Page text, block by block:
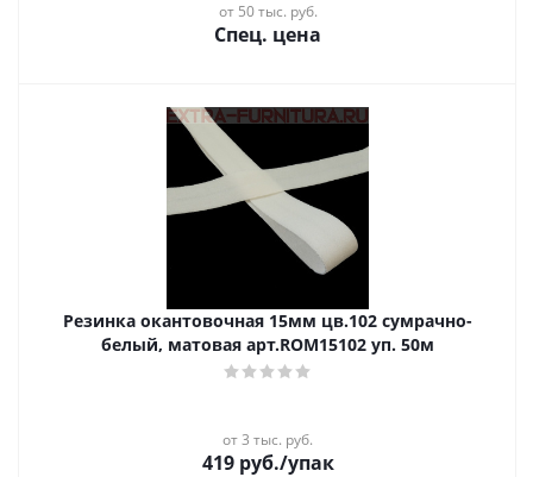
от 50 тыс. руб.
Спец. цена
Резинка окантовочная 15мм цв.102 сумрачно-
белый, матовая арт.ROM15102 уп. 50м
от 3 тыс. руб.
419руб./упак